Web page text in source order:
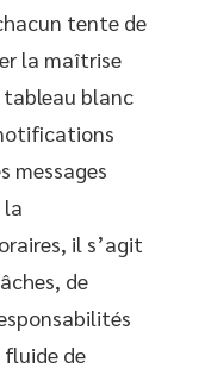
tente de
la maîtrise
tableau blanc
messages
la
il s’agit
de
de